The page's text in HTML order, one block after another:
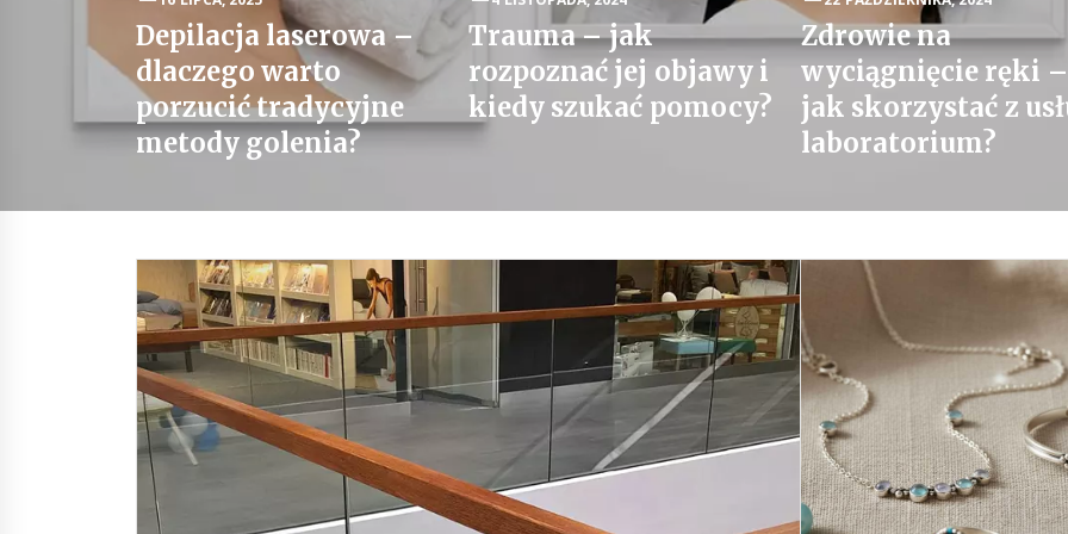
Depilacja laserowa –
dlaczego warto
porzucić tradycyjne
metody golenia?
Trauma – jak
rozpoznać jej objawy i
kiedy szukać pomocy?
Zdrowie na
wyciągnięcie ręki –
jak skorzystać z
laboratorium?